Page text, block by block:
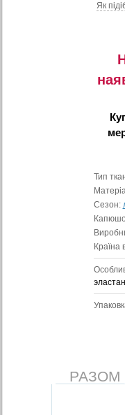
Як
Тип
Сезон:
Країна